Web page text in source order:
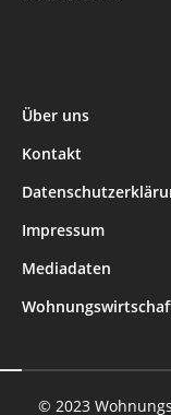
Über uns
Kontakt
Impressum
Mediadaten
© 2023